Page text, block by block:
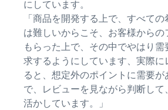
にしています。
「商品を開発する上で、すべて
は難しいからこそ、お客様からの
もらった上で、その中でやはり
求するようにしています、実際に
ると、想定外のポイントに需要
で、レビューを見ながら判断して
活かしています。」